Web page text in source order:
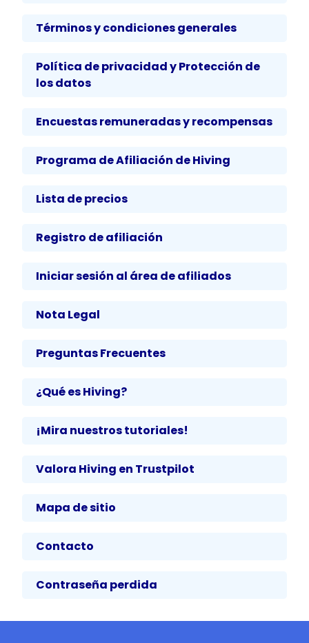
Términos y condiciones generales
Política de privacidad y Protección de
los datos
Encuestas remuneradas y recompensas
Programa de Afiliación de Hiving
Lista de precios
Registro de afiliación
Iniciar sesión al área de afiliados
Nota Legal
Preguntas Frecuentes
¿Qué es Hiving?
¡Mira nuestros tutoriales!
Valora Hiving en Trustpilot
Mapa de sitio
Contacto
Contraseña perdida